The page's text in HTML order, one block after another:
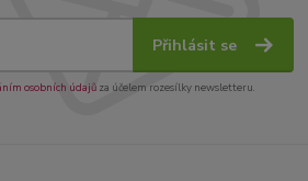
Přihlásit se
osobních údajůza účelem rozesílky newsletteru.